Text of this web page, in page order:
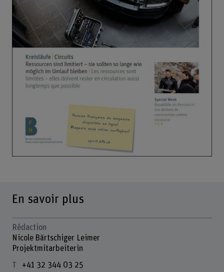
En savoir plus
Rédaction
Nicole Bärtschiger Leimer
Projektmitarbeiterin
+41 32 344 03 25